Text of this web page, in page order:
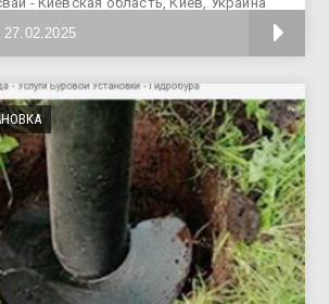
27.02.2025